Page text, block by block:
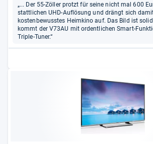
„... Der 55-Zöller protzt für seine nicht mal 600
stattlichen UHD-Auflösung und drängt sich
kostenbewusstes Heimkino auf. Das Bild ist
kommt der V73AU mit ordentlichen Smart-
Triple-Tuner.“